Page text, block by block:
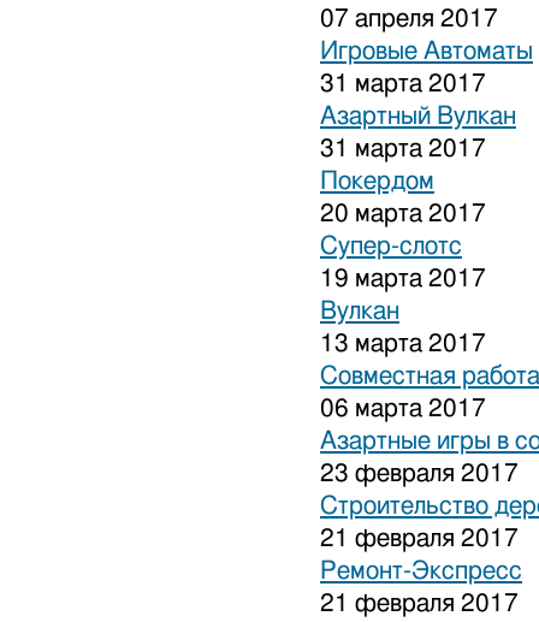
07 апреля 2017
Игровые Автоматы
31 марта 2017
Азартный Вулкан
31 марта 2017
Покердом
20 марта 2017
Супер-слотс
19 марта 2017
Вулкан
13 марта 2017
Совместная
06 марта 2017
Азартные игры в
23 февраля 2017
Строительство
21 февраля 2017
Ремонт-Экспресс
21 февраля 2017